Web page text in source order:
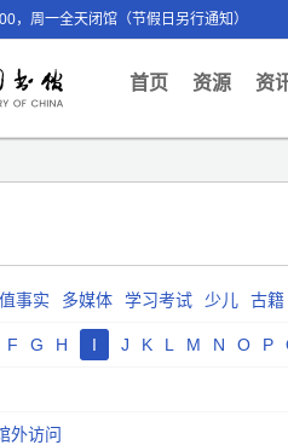
，周一全天闭馆（节假日另行通知）
首页(current)
资源 资
事实 多媒体 学习考试 少儿 古籍
F G H I J K L M N O P
外访问